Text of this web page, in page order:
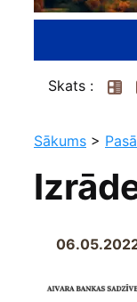
Skats :
Sākums >